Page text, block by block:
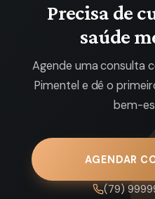
Precisa de
saúde
Agende uma consulta
Pimentel e dê o
bem-
AGENDAR
(79)